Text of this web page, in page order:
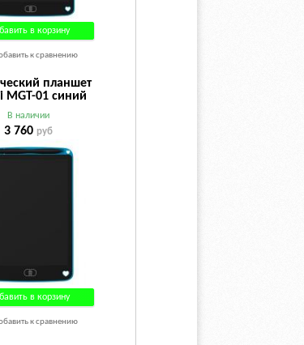
в корзину
к сравнению
планшет
MGT-01 синий
В наличии
3 760 руб
в корзину
к сравнению